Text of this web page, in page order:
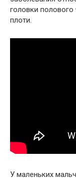
головки
плоти.
У маленьких